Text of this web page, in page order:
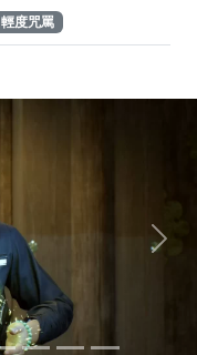
輕度咒罵
Next